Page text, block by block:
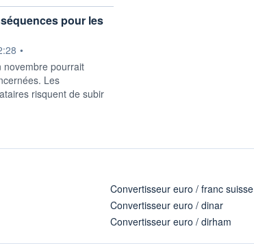
pour les
•
novembre pourrait
Les
risquent de subir
Convertisseur euro / franc suisse
Convertisseur euro / dinar
Convertisseur euro / dirham